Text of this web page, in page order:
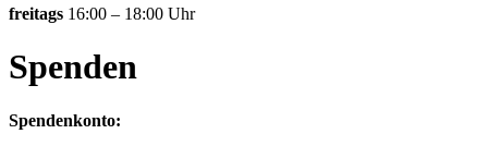
freitags 16:00 – 18:00 Uhr
Spenden
Spendenkonto: